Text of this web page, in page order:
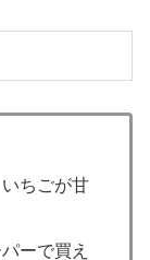
ちごが甘
ーで買え